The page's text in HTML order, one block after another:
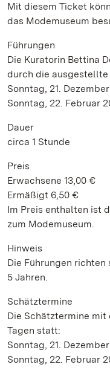
Mit diesem Ticket
das Modemuseum
Führungen
Die Kuratorin Bettina
durch die ausgestellte
Sonntag, 21.
Sonntag, 22. Februar
Dauer
circa 1 Stunde
Preis
Erwachsene 13,00 €
Ermäßigt 6,50 €
Im Preis enthalten ist
zum Modemuseum.
Hinweis
Die Führungen richten
5 Jahren.
Schätztermine
Die Schätztermine
Tagen statt:
Sonntag, 21.
Sonntag, 22. Februar